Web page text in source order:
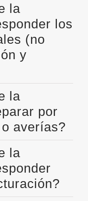
la
los
(no
y
la
por
averías?
la